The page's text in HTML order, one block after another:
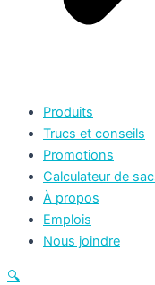
Produits
Trucs et conseils
Promotions
Calculateur de
À propos
Emplois
Nous joindre
🔍